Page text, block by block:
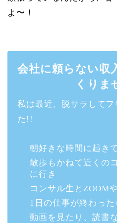
よ〜！
会社に頼らない収
くりま
私は最近、脱サラして
た!!
朝好きな時間に起きて
散歩もかねて近くの
に行き
コンサル生とZOOM
1日の仕事が終わった
動画を見たり、読書